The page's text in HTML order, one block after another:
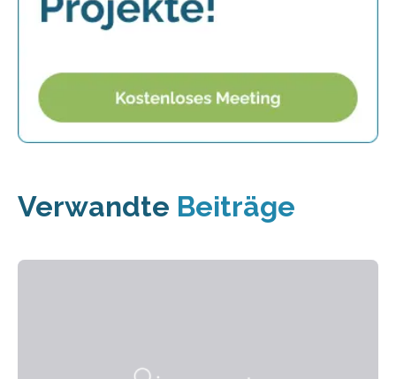
Verwandte Beiträge